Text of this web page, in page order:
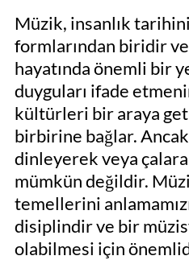
Müzik, insanlık
formlarından biridir
hayatında önemli bir
duyguları ifade
kültürleri bir araya
birbirine bağlar.
dinleyerek veya
mümkün değildir.
temellerini
disiplindir ve bir
olabilmesi için